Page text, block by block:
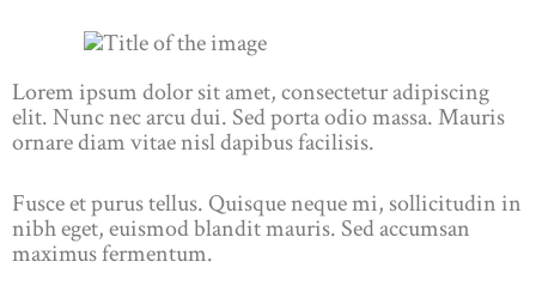
Lorem ipsum dolor sit amet, consectetur adipiscing
elit. Nunc nec arcu dui. Sed porta odio massa. Mauris
ornare diam vitae nisl dapibus facilisis.
Fusce et purus tellus. Quisque neque mi, sollicitudin in
nibh eget, euismod blandit mauris. Sed accumsan
maximus fermentum.